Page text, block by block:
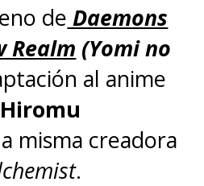
segunda
"By the Grace of
26 de octubre
temporada de
The
de Daemons
Realm (Yomi no
al anime
Hiromu
misma creadora
.